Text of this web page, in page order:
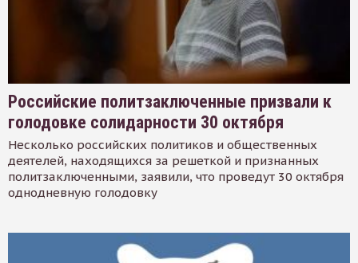
Российские политзаключенные призвали к
голодовке солидарности 30 октября
Несколько российских политиков и общественных
деятелей, находящихся за решеткой и признанных
политзаключенными, заявили, что проведут 30 октября
однодневную голодовку